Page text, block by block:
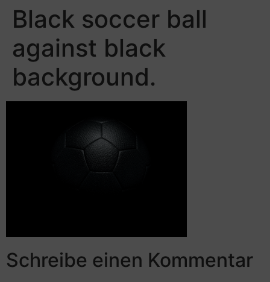
Black soccer ball
against black
background.
Schreibe einen Kommentar